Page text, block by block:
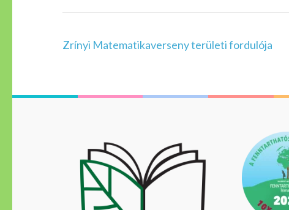
Bejegyzés
Zrínyi Matematikaverseny területi fordulója